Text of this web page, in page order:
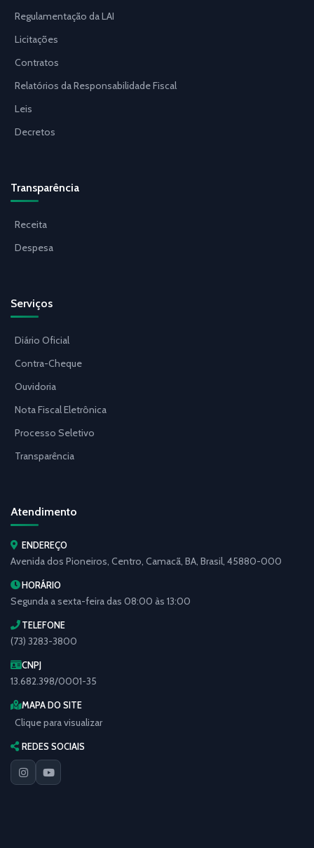
Regulamentação da LAI
Licitações
Contratos
Relatórios da Responsabilidade Fiscal
Leis
Decretos
Transparência
Receita
Despesa
Serviços
Diário Oficial
Contra-Cheque
Ouvidoria
Nota Fiscal Eletrônica
Processo Seletivo
Transparência
Atendimento
ENDEREÇO
Avenida dos Pioneiros, Centro, Camacã, BA, Brasil, 45880-000
HORÁRIO
Segunda a sexta-feira das 08:00 às 13:00
TELEFONE
(73) 3283-3800
CNPJ
13.682.398/0001-35
MAPA DO SITE
Clique para visualizar
REDES SOCIAIS